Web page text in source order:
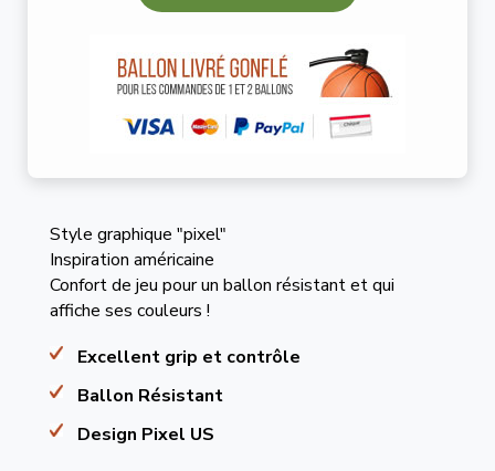
Style graphique "pixel"
Inspiration américaine
Confort de jeu pour un ballon résistant et qui
affiche ses couleurs !
Excellent grip et contrôle
Ballon Résistant
Design Pixel US